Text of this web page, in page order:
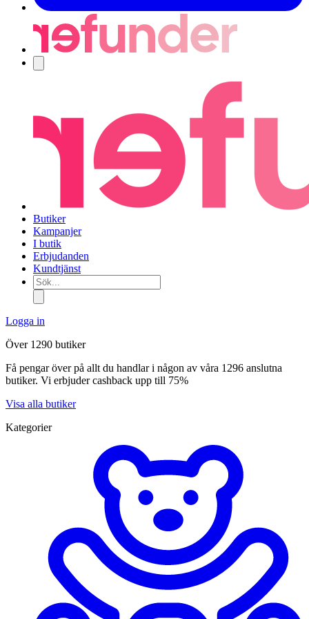
Butiker
Kampanjer
I butik
Erbjudanden
Kundtjänst
Sök...
Logga in
Över 1290 butiker
Få pengar över på allt du handlar i någon av våra 1296 anslutna
butiker. Vi erbjuder cashback upp till 75%
Visa alla butiker
Kategorier